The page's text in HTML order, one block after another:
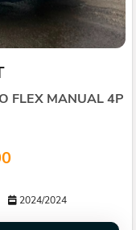
FLEX MANUAL 4P
2024/2024